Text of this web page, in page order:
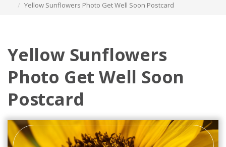
Yellow Sunflowers Photo Get Well Soon Postcard
Yellow Sunflowers
Photo Get Well Soon
Postcard